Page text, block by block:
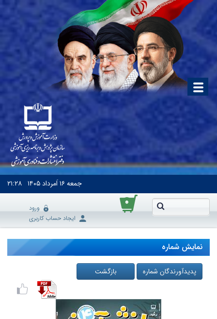
جمعه۱۶ اَمرداد ۱۴۰۵ ۲۱:۲۸
۰
ورود
ایجاد حساب کاربری
نمایش شماره
پدیدآورندگان شماره بازگشت